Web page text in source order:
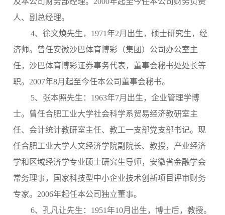
人、副总经理。
4、徐文焕先生，1971年2月出生，硕士研究生，经
济师。曾任安徽沙巴体育博彩（集团）公司办公室主
任，沙巴体育博彩证券事务代表，董事会秘书处处长等
职。 2007年8月起至今任本公司董事会秘书。
5、张本照先生：1963年7月出生，企业管理学博
士。曾任合肥工业大学社会科学系贸易经济教研室主
任、会计统计教研室主任、教工一支部党支部书记。现
任合肥工业大学人文经济学院副院长、教授，产业经济
学和区域经济学专业硕士研究生导师，安徽省金融学会
常务理事，国家科技型中小企业技术创新项目评审财务
专家。 2006年起任本公司独立董事。
6、孔凡让先生：1951年10月出生，博士后，教授。